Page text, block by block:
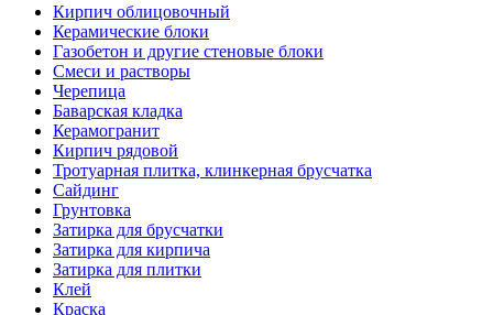
Кирпич облицовочный
Керамические блоки
Газобетон и другие стеновые блоки
Смеси и растворы
Черепица
Баварская кладка
Керамогранит
Кирпич рядовой
Тротуарная плитка, клинкерная брусчатка
Сайдинг
Грунтовка
Затирка для брусчатки
Затирка для кирпича
Затирка для плитки
Клей
Краска